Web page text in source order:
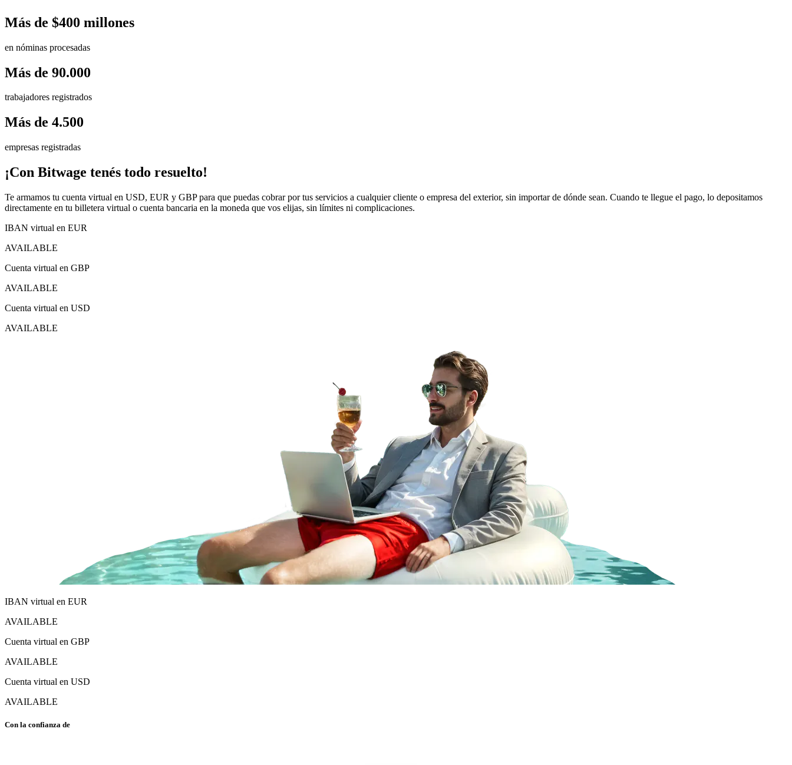
Más de $400 millones
en nóminas procesadas
Más de 90.000
trabajadores registrados
Más de 4.500
empresas registradas
¡Con Bitwage tenés todo resuelto!
Te armamos tu cuenta virtual en USD, EUR y GBP para que puedas cobrar por tus servicios a cualquier cliente o empresa del exterior, sin importar de dónde sean. Cuando te llegue el pago, lo depositamos
directamente en tu billetera virtual o cuenta bancaria en la moneda que vos elijas, sin límites ni complicaciones.
IBAN virtual en EUR
AVAILABLE
Cuenta virtual en GBP
AVAILABLE
Cuenta virtual en USD
AVAILABLE
IBAN virtual en EUR
AVAILABLE
Cuenta virtual en GBP
AVAILABLE
Cuenta virtual en USD
AVAILABLE
Con la confianza de